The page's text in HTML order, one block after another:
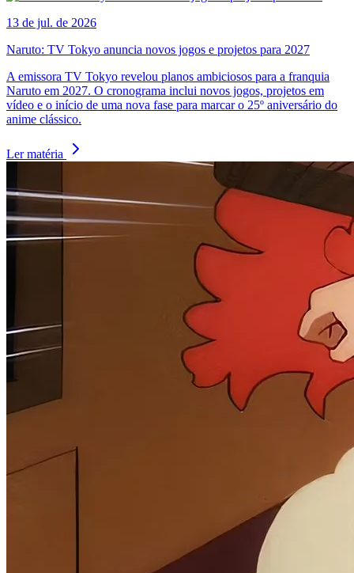
13 de jul. de 2026
Naruto: TV Tokyo anuncia novos jogos e projetos para 2027
A emissora TV Tokyo revelou planos ambiciosos para a franquia
Naruto em 2027. O cronograma inclui novos jogos, projetos em
vídeo e o início de uma nova fase para marcar o 25º aniversário do
anime clássico.
Ler matéria